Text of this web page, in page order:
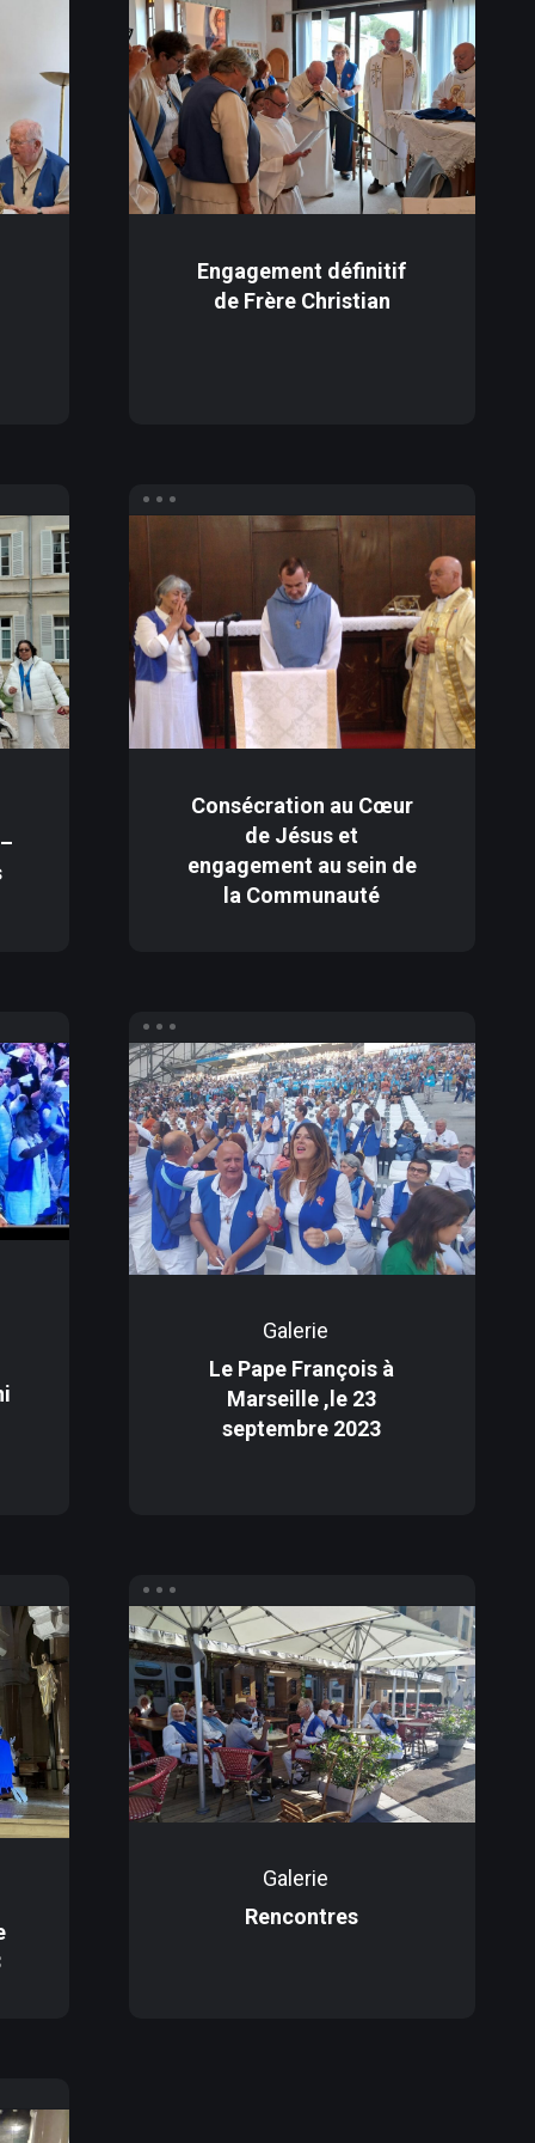
Engagement définitif
de Frère Christian
Consécration au Cœur
de Jésus et
engagement au sein de
la Communauté
Galerie
Le Pape François à
Marseille ,le 23
septembre 2023
Galerie
Rencontres